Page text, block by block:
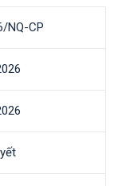
NQ-CP